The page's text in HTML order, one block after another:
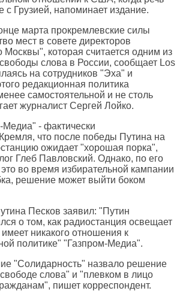
Грузией, напоминает издание.
марта прокремлевские силы
мест в совете директоров
Москвы", которая считается одним из
слова в России, сообщает Los
на сотрудников "Эха" и
редакционная политика
самостоятельной и не столь
журналист Сергей Лойко.
- фактически
что после победы Путина на
ожидает "хорошая порка",
Глеб Павловский. Однако, по его
во время избирательной кампании
решение может выйти боком
Песков заявил: "Путин
о том, как радиостанция освещает
никакого отношения к
политике" "Газпром-Медиа".
"Солидарность" назвало решение
слова" и "плевком в лицо
пишет корреспондент.